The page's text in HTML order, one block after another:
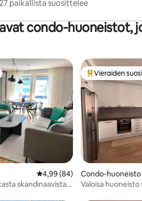
paikallista suosittelee
condo-huoneistot,
Keskimääräinen arvio 4,99/5,
4,99 (84)
skandinaavista
Vieraiden
Vieraiden
Condo-huoneisto
Valoisa huoneisto